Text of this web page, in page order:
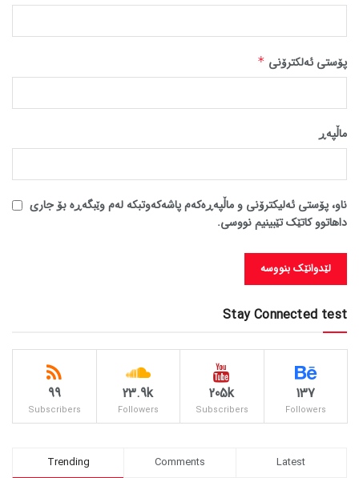
پۆستی ئەلکترۆنی *
ماڵپه‌ڕ
ناو، پۆستی ئەلیکترۆنی و ماڵپەڕەکەم پاشەکەوتبکە لەم وێبگەڕە بۆ جاری
داهاتوو کاتێک تێبینیم نووسی.
Stay Connected test
137
Followers
205k
Subscribers
23.9k
Followers
99
Subscribers
Trending Comments Latest